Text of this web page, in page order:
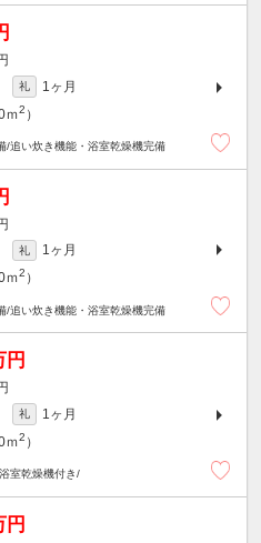
礼
1ヶ月
ｍ2 ）
/追い炊き機能・浴室乾燥機完備
礼
1ヶ月
ｍ2 ）
/追い炊き機能・浴室乾燥機完備
円
礼
1ヶ月
ｍ2 ）
室乾燥機付き/
円